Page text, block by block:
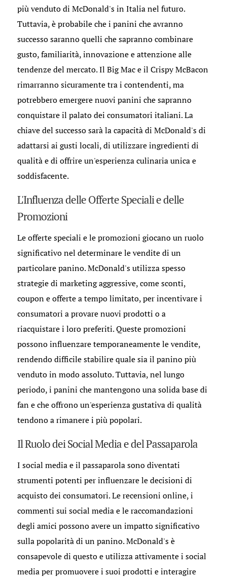
più venduto di McDonald's in Italia nel futuro.
Tuttavia, è probabile che i panini che avranno
successo saranno quelli che sapranno combinare
gusto, familiarità, innovazione e attenzione alle
tendenze del mercato. Il Big Mac e il Crispy McBacon
rimarranno sicuramente tra i contendenti, ma
potrebbero emergere nuovi panini che sapranno
conquistare il palato dei consumatori italiani. La
chiave del successo sarà la capacità di McDonald's di
adattarsi ai gusti locali, di utilizzare ingredienti di
qualità e di offrire un'esperienza culinaria unica e
soddisfacente.
L'Influenza delle Offerte Speciali e delle
Promozioni
Le offerte speciali e le promozioni giocano un ruolo
significativo nel determinare le vendite di un
particolare panino. McDonald's utilizza spesso
strategie di marketing aggressive, come sconti,
coupon e offerte a tempo limitato, per incentivare i
consumatori a provare nuovi prodotti o a
riacquistare i loro preferiti. Queste promozioni
possono influenzare temporaneamente le vendite,
rendendo difficile stabilire quale sia il panino più
venduto in modo assoluto. Tuttavia, nel lungo
periodo, i panini che mantengono una solida base di
fan e che offrono un'esperienza gustativa di qualità
tendono a rimanere i più popolari.
Il Ruolo dei Social Media e del Passaparola
I social media e il passaparola sono diventati
strumenti potenti per influenzare le decisioni di
acquisto dei consumatori. Le recensioni online, i
commenti sui social media e le raccomandazioni
degli amici possono avere un impatto significativo
sulla popolarità di un panino. McDonald's è
consapevole di questo e utilizza attivamente i social
media per promuovere i suoi prodotti e interagire